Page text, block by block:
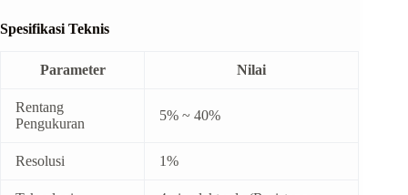
Spesifikasi Teknis
Parameter Nilai
Rentang
Pengukuran
5% ~ 40%
Resolusi 1%